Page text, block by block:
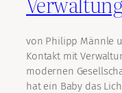
von Philipp Männle
Kontakt mit
modernen
hat ein Baby das